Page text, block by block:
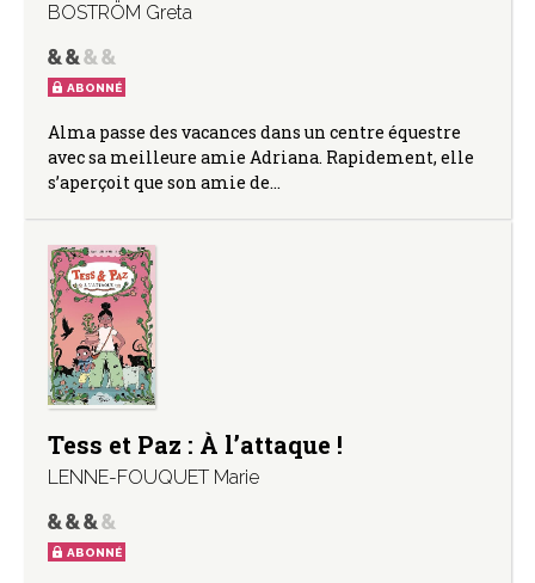
BOSTRÖM Greta
ABONNÉ
Alma passe des vacances dans un centre équestre
avec sa meilleure amie Adriana. Rapidement, elle
s’aperçoit que son amie de…
Tess et Paz : À l’attaque !
LENNE-FOUQUET Marie
ABONNÉ